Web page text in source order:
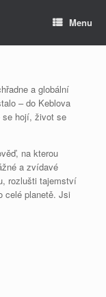
Menu
a globální
– do Keblova
se hojí, život se
na kterou
a zvídavé
rozlušti tajemství
celé planetě. Jsi